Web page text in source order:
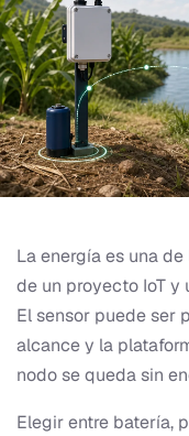
La energía es una
de un proyecto IoT y
El sensor puede ser
alcance y la
nodo se queda sin
Elegir entre batería,